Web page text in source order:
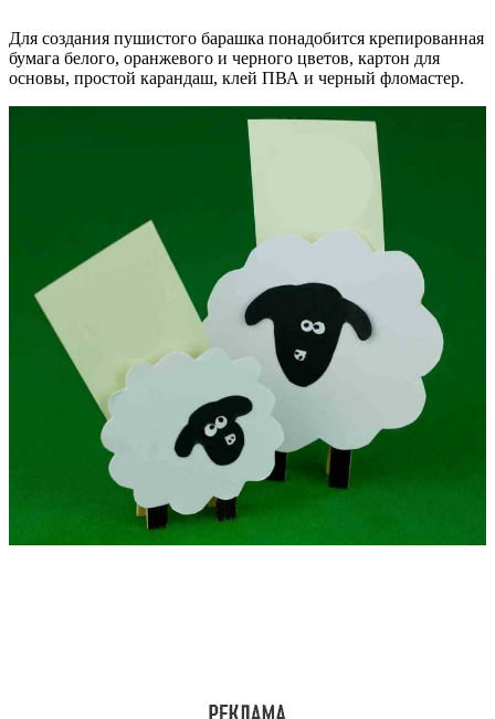
Для создания пушистого барашка понадобится крепированная
бумага белого, оранжевого и черного цветов, картон для
основы, простой карандаш, клей ПВА и черный фломастер.